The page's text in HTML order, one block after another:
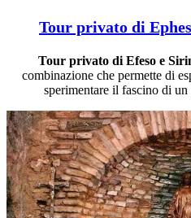
Tour privato di
Tour privato di Efeso e
combinazione che permette di
sperimentare il fascino di